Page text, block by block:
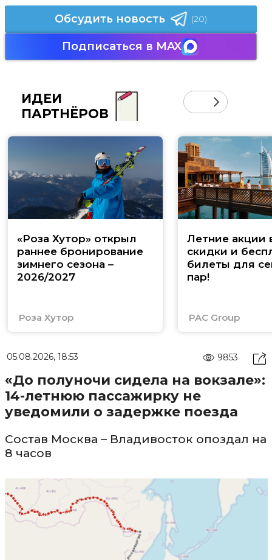
Обсудить новость (20)
Подписаться в MAX
ИДЕИ
ПАРТНЁРОВ
«Роза Хутор» открыл
раннее бронирование
зимнего сезона –
2026/2027
Роза Хутор
Летние акции
скидки и
билеты для
пар!
PAC Group
05.08.2026, 18:53 9853
«До полуночи сидела на вокзале»:
14-летнюю пассажирку не
уведомили о задержке поезда
Состав Москва – Владивосток опоздал на
8 часов